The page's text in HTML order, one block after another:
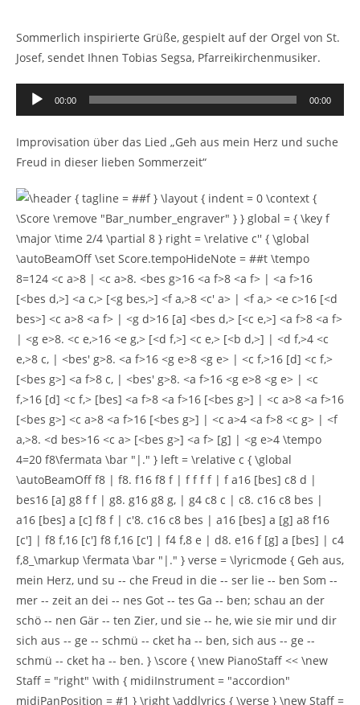
Sommerlich inspirierte Grüße, gespielt auf der Orgel von St.
Josef, sendet Ihnen Tobias Segsa, Pfarreikirchenmusiker.
Audio-
Player
00:00 00:00
Improvisation über das Lied „Geh aus mein Herz und suche
Freud in dieser lieben Sommerzeit“